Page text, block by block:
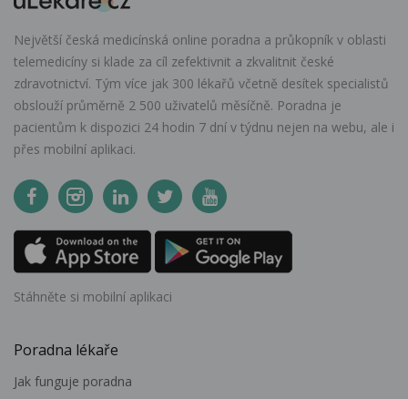
Největší česká medicínská online poradna a průkopník v oblasti
telemedicíny si klade za cíl zefektivnit a zkvalitnit české
zdravotnictví. Tým více jak 300 lékařů včetně desítek specialistů
obslouží průměrně 2 500 uživatelů měsíčně. Poradna je
pacientům k dispozici 24 hodin 7 dní v týdnu nejen na webu, ale i
přes mobilní aplikaci.
Stáhněte si mobilní aplikaci
Poradna lékaře
Jak funguje poradna